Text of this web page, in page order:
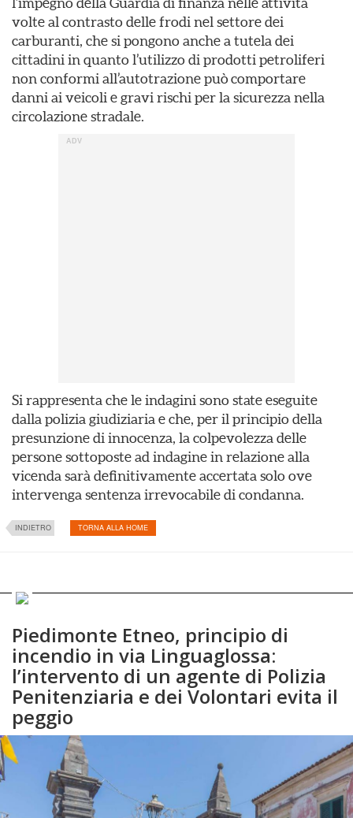
volte al contrasto delle frodi nel settore dei
carburanti, che si pongono anche a tutela dei
cittadini in quanto l’utilizzo di prodotti petroliferi
non conformi all’autotrazione può comportare
danni ai veicoli e gravi rischi per la sicurezza nella
circolazione stradale.
Si rappresenta che le indagini sono state eseguite
dalla polizia giudiziaria e che, per il principio della
presunzione di innocenza, la colpevolezza delle
persone sottoposte ad indagine in relazione alla
vicenda sarà definitivamente accertata solo ove
intervenga sentenza irrevocabile di condanna.
INDIETRO TORNA ALLA HOME
Piedimonte Etneo, principio di
incendio in via Linguaglossa:
l’intervento di un agente di Polizia
Penitenziaria e dei Volontari evita il
peggio